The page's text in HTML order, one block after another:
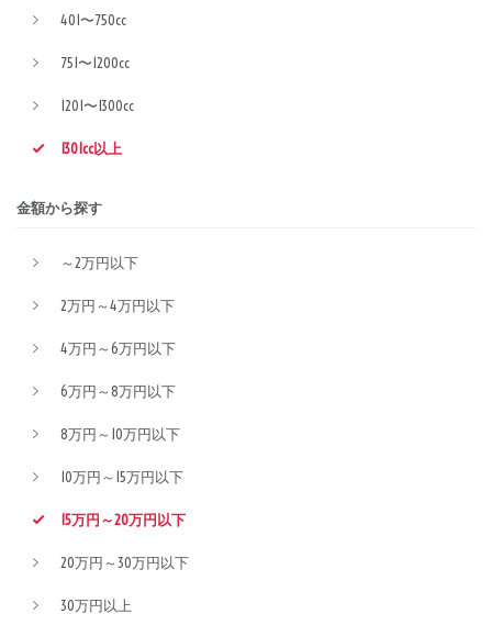
401〜750cc
751〜1200cc
1201〜1300cc
1301cc以上
金額から探す
～2万円以下
2万円～4万円以下
4万円～6万円以下
6万円～8万円以下
8万円～10万円以下
10万円～15万円以下
15万円～20万円以下
20万円～30万円以下
30万円以上